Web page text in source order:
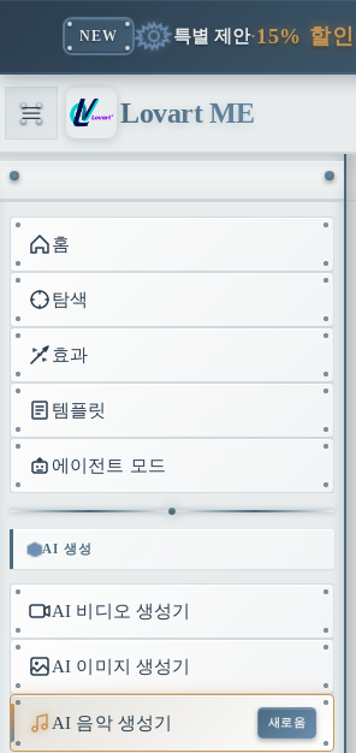
NEW 특별 제안·15% 할인
Lovart ME
홈
탐색
효과
템플릿
에이전트 모드
AI 생성
AI 비디오 생성기
AI 이미지 생성기
AI 음악 생성기 새로움